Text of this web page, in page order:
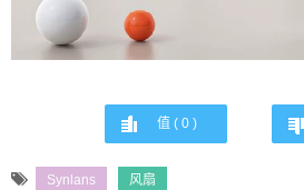
值 ( 0 )
Synlans 风扇